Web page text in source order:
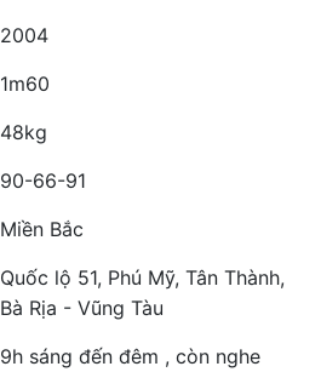
2004
1m60
48kg
90-66-91
Miền Bắc
Quốc lộ 51, Phú Mỹ, Tân Thành,
Bà Rịa - Vũng Tàu
9h sáng đến đêm , còn nghe